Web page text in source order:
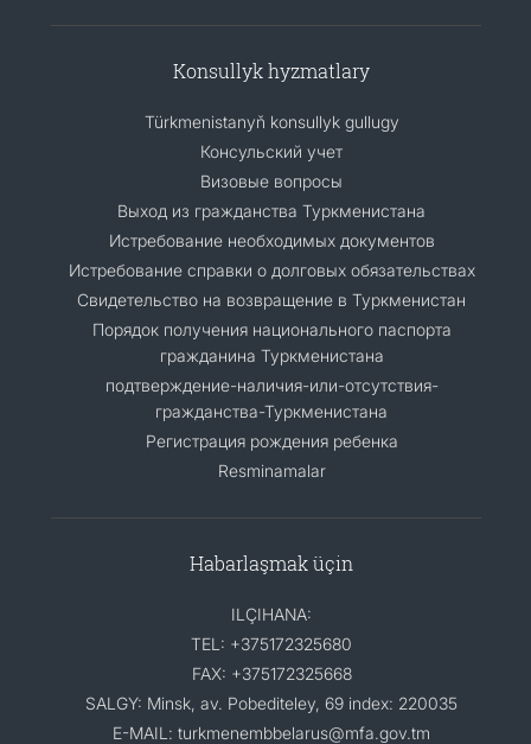
Konsullyk hyzmatlary
Türkmenistanyň konsullyk gullugy
Консульский учет
Визовые вопросы
Выход из гражданства Туркменистана
Истребование необходимых документов
Истребование справки о долговых обязательствах
Свидетельство на возвращение в Туркменистан
Порядок получения национального паспорта
гражданина Туркменистана
подтверждение-наличия-или-отсутствия-
гражданства-Туркменистана
Регистрация рождения ребенка
Resminamalar
Habarlaşmak üçin
ILÇIHANA:
TEL: +375172325680
FAX: +375172325668
SALGY: Minsk, av. Pobediteley, 69 index: 220035
E-MAIL: turkmenembbelarus@mfa.gov.tm